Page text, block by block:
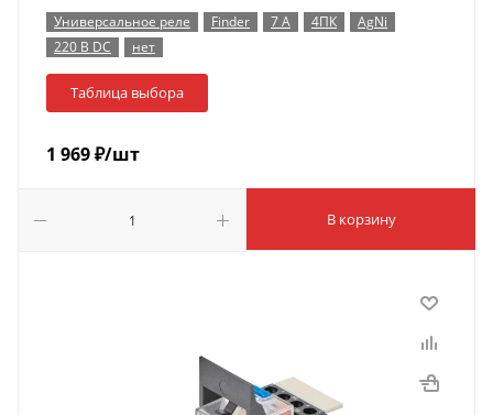
Универсальное реле Finder 7 А 4ПК
AgNi
220 В DC
нет
Таблица выбора
1 969₽/шт
В корзину